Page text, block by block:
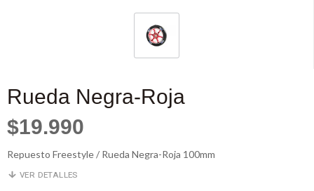
Rueda Negra-Roja
$19.990
Repuesto Freestyle / Rueda Negra-Roja 100mm
VER DETALLES